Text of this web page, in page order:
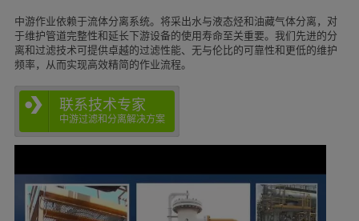
中游作业依赖于流体分离系统。将采出水与液态烃和油藏气体分离，对
于维护管道完整性和延长下游设备的使用寿命至关重要。我们先进的分
离和过滤技术可提供卓越的过滤性能、无与伦比的可靠性和更低的维护
频率，从而实现高效精简的作业流程。
联系技术专家
中游过滤和分离解决方案